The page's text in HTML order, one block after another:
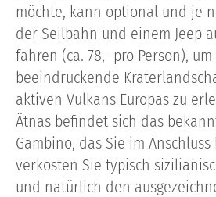
möchte, kann optional und je
der Seilbahn und einem Jeep
fahren (ca. 78,- pro Person),
beeindruckende
aktiven Vulkans Europas zu
Ätnas befindet sich das
Gambino, das Sie im
verkosten Sie typisch
und natürlich den